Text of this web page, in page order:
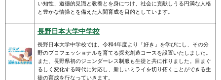
い知性、道徳的見識と教養とを身につけ、社会に貢献しうる円満な人格
と豊かな情操とを備えた人間育成を目的としています。
長野日本大学中学校
長野日本大学中学校では、令和4年度より「好き」を学びにし、その分
野のプロフェッショナルを育てる探究創造コースを設置いたしました。
また、長野県初のジェンダーレス制服も生徒と共に作りました。目まぐ
るしく変化する時代に対応し、新しいミライを切り拓くことができる生
徒の育成を行なっていきます。